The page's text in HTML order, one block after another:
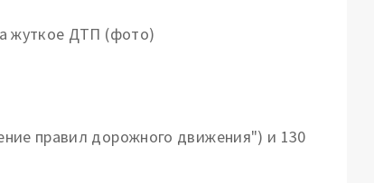
правил дорожного движения") и 130